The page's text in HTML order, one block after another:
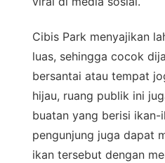
Cibis Park menyajikan
luas, sehingga cocok
bersantai atau tempat
hijau, ruang publik ini
buatan yang berisi ikan-
pengunjung juga dapat
ikan tersebut dengan